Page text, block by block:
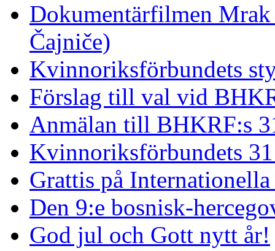
Dokumentärfilmen
Čajniče)
Kvinnoriksförbundets
Förslag till val vid
Anmälan till BHKRF:s
Kvinnoriksförbundets
Grattis på
Den 9:e bosnisk-
God jul och Gott nytt år!